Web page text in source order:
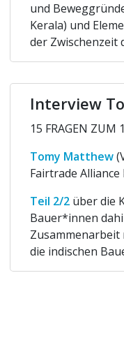
und
Kerala) und
der Zwischenzeit
Interview
15 FRAGEN ZUM
Tomy Matthew
Fairtrade
Teil 2/2 über die
Bauer*innen
Zusammenarbeit
die indischen